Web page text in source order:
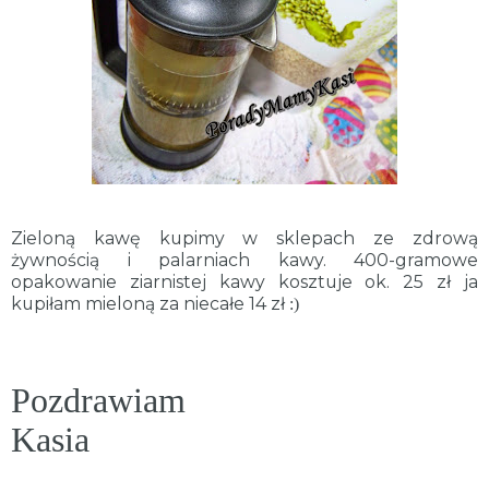
Zieloną kawę kupimy w sklepach ze zdrową
żywnością i palarniach kawy. 400-gramowe
opakowanie ziarnistej kawy kosztuje ok. 25 zł ja
kupiłam mieloną za niecałe 14 zł :)
Pozdrawiam
Kasia